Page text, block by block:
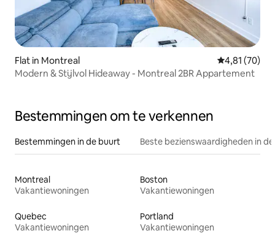
Flat in Montreal Gemiddelde
4,81 (70)
Modern & Stijlvol Hideaway - Montreal 2BR Appartement
Bestemmingen om te verkennen
Bestemmingen in de buurt Beste bezienswaardigheden in
Montreal
Vakantiewoningen
Boston
Vakantiewoningen
Quebec
Vakantiewoningen
Portland
Vakantiewoningen